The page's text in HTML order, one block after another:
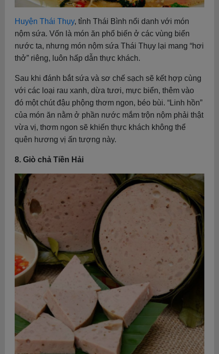
Huyện Thái Thụy, tỉnh Thái Bình nổi danh với món
nộm sứa. Vốn là món ăn phổ biến ở các vùng biển
nước ta, nhưng món nộm sứa Thái Thụy lại mang “hơi
thở” riêng, luôn hấp dẫn thực khách.
Sau khi đánh bắt sứa và sơ chế sạch sẽ kết hợp cùng
với các loại rau xanh, dừa tươi, mực biển, thêm vào
đó một chút đậu phộng thơm ngon, béo bùi. “Linh hồn”
của món ăn nằm ở phần nước mắm trộn nộm phải thật
vừa vị, thơm ngon sẽ khiến thực khách không thể
quên hương vị ấn tượng này.
8. Giò chả Tiền Hải